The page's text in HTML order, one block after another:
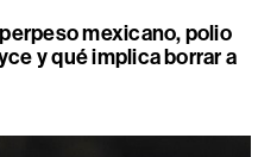
mexicano, polio
y qué implica borrar a